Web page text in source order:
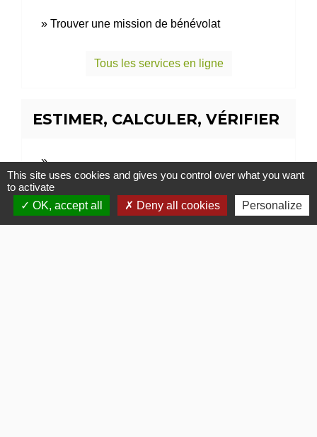
Trouver une mission de bénévolat
Tous les services en ligne
ESTIMER, CALCULER, VÉRIFIER
This site uses cookies and gives you control over what you want
to activate
OK, accept all
Deny all cookies Personalize